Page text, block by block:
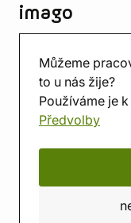
Můžeme
to u nás žije?
Používáme je
Předvolby
imago
Prodejna
Herna
O nás
Hodnocení